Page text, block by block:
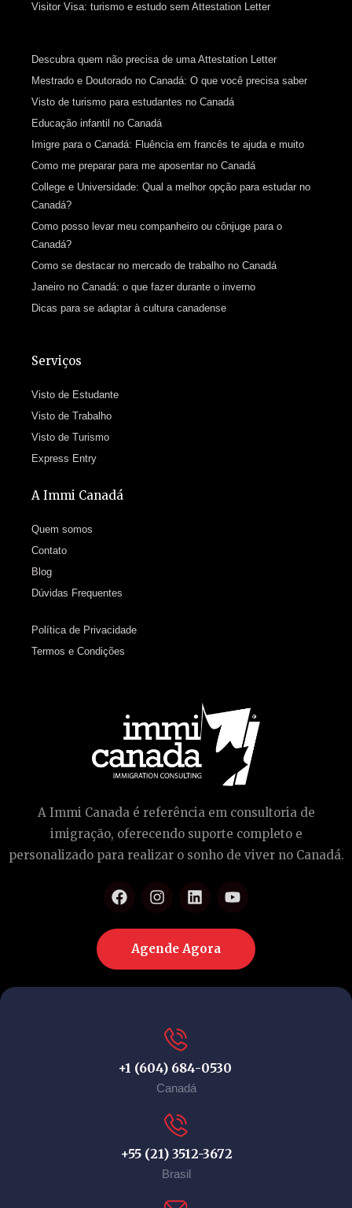
Visitor Visa: turismo e estudo sem Attestation Letter
Descubra quem não precisa de uma Attestation Letter
Mestrado e Doutorado no Canadá: O que você precisa saber
Visto de turismo para estudantes no Canadá
Educação infantil no Canadá
Imigre para o Canadá: Fluência em francês te ajuda e muito
Como me preparar para me aposentar no Canadá
College e Universidade: Qual a melhor opção para estudar no
Canadá?
Como posso levar meu companheiro ou cônjuge para o
Canadá?
Como se destacar no mercado de trabalho no Canadá
Janeiro no Canadá: o que fazer durante o inverno
Dicas para se adaptar à cultura canadense
Serviços
Visto de Estudante
Visto de Trabalho
Visto de Turismo
Express Entry
A Immi Canadá
Quem somos
Contato
Blog
Dúvidas Frequentes
Política de Privacidade
Termos e Condições
A Immi Canada é referência em consultoria de
imigração, oferecendo suporte completo e
personalizado para realizar o sonho de viver no Canadá.
Agende Agora
+1 (604) 684-0530
Canadá
+55 (21) 3512-3672
Brasil